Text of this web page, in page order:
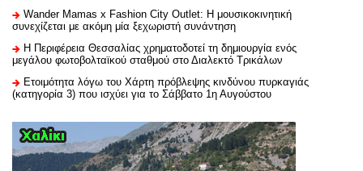
Wander Mamas x Fashion City Outlet: Η μουσικοκινητική
συνεχίζεται με ακόμη μία ξεχωριστή συνάντηση
H Περιφέρεια Θεσσαλίας χρηματοδοτεί τη δημιουργία ενός
μεγάλου φωτοβολταϊκού σταθμού στο Διαλεκτό Τρικάλων
Ετοιμότητα λόγω του Χάρτη πρόβλεψης κινδύνου πυρκαγιάς
(κατηγορία 3) που ισχύει για το Σάββατο 1η Αυγούστου